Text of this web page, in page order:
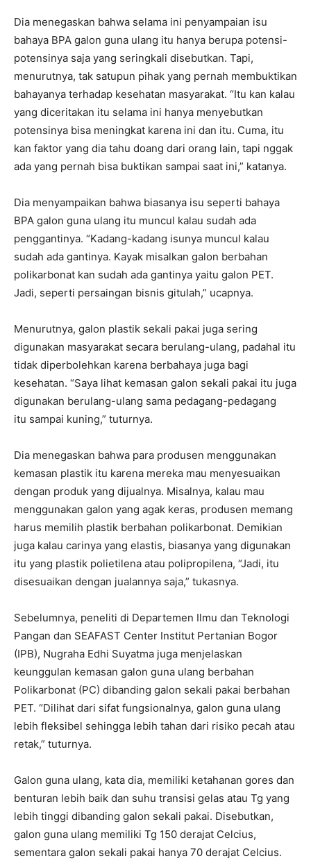
Dia menegaskan bahwa selama ini penyampaian isu
bahaya BPA galon guna ulang itu hanya berupa potensi-
potensinya saja yang seringkali disebutkan. Tapi,
menurutnya, tak satupun pihak yang pernah membuktikan
bahayanya terhadap kesehatan masyarakat. “Itu kan kalau
yang diceritakan itu selama ini hanya menyebutkan
potensinya bisa meningkat karena ini dan itu. Cuma, itu
kan faktor yang dia tahu doang dari orang lain, tapi nggak
ada yang pernah bisa buktikan sampai saat ini,” katanya.
Dia menyampaikan bahwa biasanya isu seperti bahaya
BPA galon guna ulang itu muncul kalau sudah ada
penggantinya. “Kadang-kadang isunya muncul kalau
sudah ada gantinya. Kayak misalkan galon berbahan
polikarbonat kan sudah ada gantinya yaitu galon PET.
Jadi, seperti persaingan bisnis gitulah,” ucapnya.
Menurutnya, galon plastik sekali pakai juga sering
digunakan masyarakat secara berulang-ulang, padahal itu
tidak diperbolehkan karena berbahaya juga bagi
kesehatan. “Saya lihat kemasan galon sekali pakai itu juga
digunakan berulang-ulang sama pedagang-pedagang
itu sampai kuning,” tuturnya.
Dia menegaskan bahwa para produsen menggunakan
kemasan plastik itu karena mereka mau menyesuaikan
dengan produk yang dijualnya. Misalnya, kalau mau
menggunakan galon yang agak keras, produsen memang
harus memilih plastik berbahan polikarbonat. Demikian
juga kalau carinya yang elastis, biasanya yang digunakan
itu yang plastik polietilena atau polipropilena, “Jadi, itu
disesuaikan dengan jualannya saja,” tukasnya.
Sebelumnya, peneliti di Departemen Ilmu dan Teknologi
Pangan dan SEAFAST Center Institut Pertanian Bogor
(IPB), Nugraha Edhi Suyatma juga menjelaskan
keunggulan kemasan galon guna ulang berbahan
Polikarbonat (PC) dibanding galon sekali pakai berbahan
PET. “Dilihat dari sifat fungsionalnya, galon guna ulang
lebih fleksibel sehingga lebih tahan dari risiko pecah atau
retak,” tuturnya.
Galon guna ulang, kata dia, memiliki ketahanan gores dan
benturan lebih baik dan suhu transisi gelas atau Tg yang
lebih tinggi dibanding galon sekali pakai. Disebutkan,
galon guna ulang memiliki Tg 150 derajat Celcius,
sementara galon sekali pakai hanya 70 derajat Celcius.